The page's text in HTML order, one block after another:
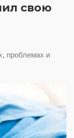
свою
проблемах и